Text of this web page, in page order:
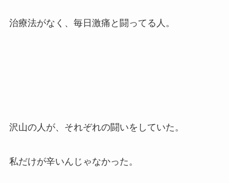
治療法がなく、毎日激痛と闘ってる人。
沢山の人が、それぞれの闘いをしていた。
私だけが辛いんじゃなかった。